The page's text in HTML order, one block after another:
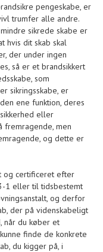
pengeskabe, er
trumfer alle andre.
sikrede skabe er
hvis dit skab skal
der under ingen
så er et brandsikkert
som
sikringsskabe, er
ene funktion, deres
eller
fremragende, men
og dette er
og certificeret efter
1 eller til tidsbestemt
og derfor
der på videnskabeligt
når du køber et
finde de konkrete
du kigger på, i